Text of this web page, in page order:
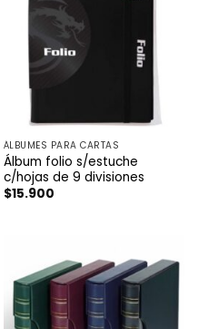
ÁLBUMES PARA CARTAS
Álbum folio s/estuche
c/hojas de 9 divisiones
$15.900